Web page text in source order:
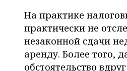
На практике
практически не
незаконной сдачи
аренду. Более того,
обстоятельство